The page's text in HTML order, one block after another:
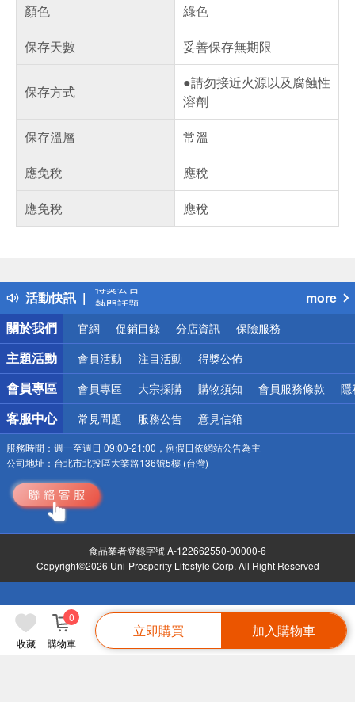
收藏 購物車
0
立即購買 加入購物車
顏色
綠色
保存天數
妥善保存無期限
保存方式
●請勿接近火源以及腐蝕性
溶劑
保存溫層
常溫
應免稅
應稅
應免稅
應稅
活動快訊
得獎公告
熱門話題
銀行優惠
偏遠地區配送
詐騙網頁！請小心！
more
關於我們
官網 促銷目錄 分店資訊 保險服務
主題活動 會員活動 注目活動 得獎公佈
會員專區 會員專區 大宗採購 購物須知 會員服務條款 隱
客服中心 常見問題 服務公告 意見信箱
服務時間： 週一至週日 09:00-21:00，例假日依網站公告為主
公司地址： 台北市北投區大業路136號5樓 (台灣)
食品業者登錄字號 A-122662550-00000-6
Copyright©2026 Uni-Prosperity Lifestyle Corp. All Right Reserved